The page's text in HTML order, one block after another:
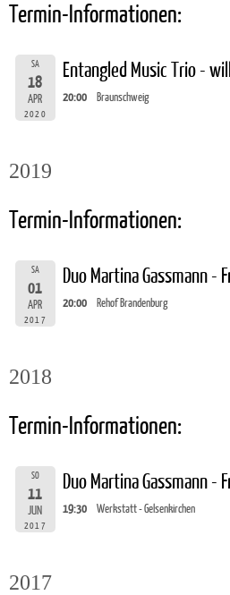
Termin-Informationen:
SA
18
APR
2020
Entangled Music Trio -
20:00 Braunschweig
2019
Termin-Informationen:
SA
01
APR
2017
Duo Martina Gassmann -
20:00 Rehof Brandenburg
2018
Termin-Informationen:
SO
11
JUN
2017
Duo Martina Gassmann -
19:30 Werkstatt - Gelsenkirchen
2017